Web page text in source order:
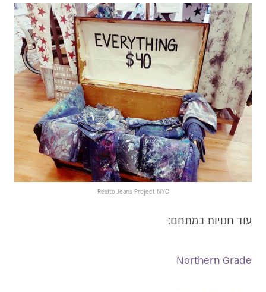
Realto Jeans Project NYC
עוד חנויות במתחם:
Northern Grade